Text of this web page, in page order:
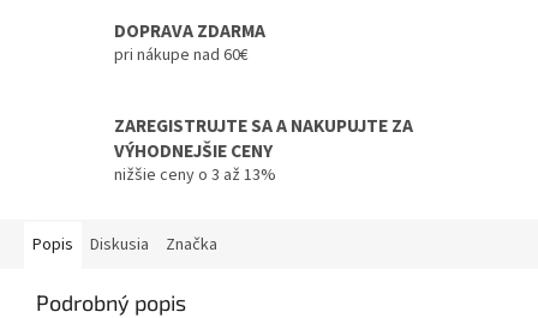
DOPRAVA ZDARMA
pri nákupe nad 60€
ZAREGISTRUJTE SA A NAKUPUJTE ZA
VÝHODNEJŠIE CENY
nižšie ceny o 3 až 13%
Popis Diskusia Značka
Podrobný popis